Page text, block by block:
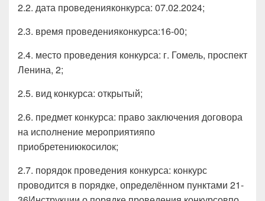
2.2. дата проведенияконкурса: 07.02.2024;
2.3. время проведенияконкурса:16-00;
2.4. место проведения конкурса: г. Гомель, проспект
Ленина, 2;
2.5. вид конкурса: открытый;
2.6. предмет конкурса: право заключения договора
на исполнение мероприятияпо
приобретениюкосилок;
2.7. порядок проведения конкурса: конкурс
проводится в порядке, определённом пунктами 21-